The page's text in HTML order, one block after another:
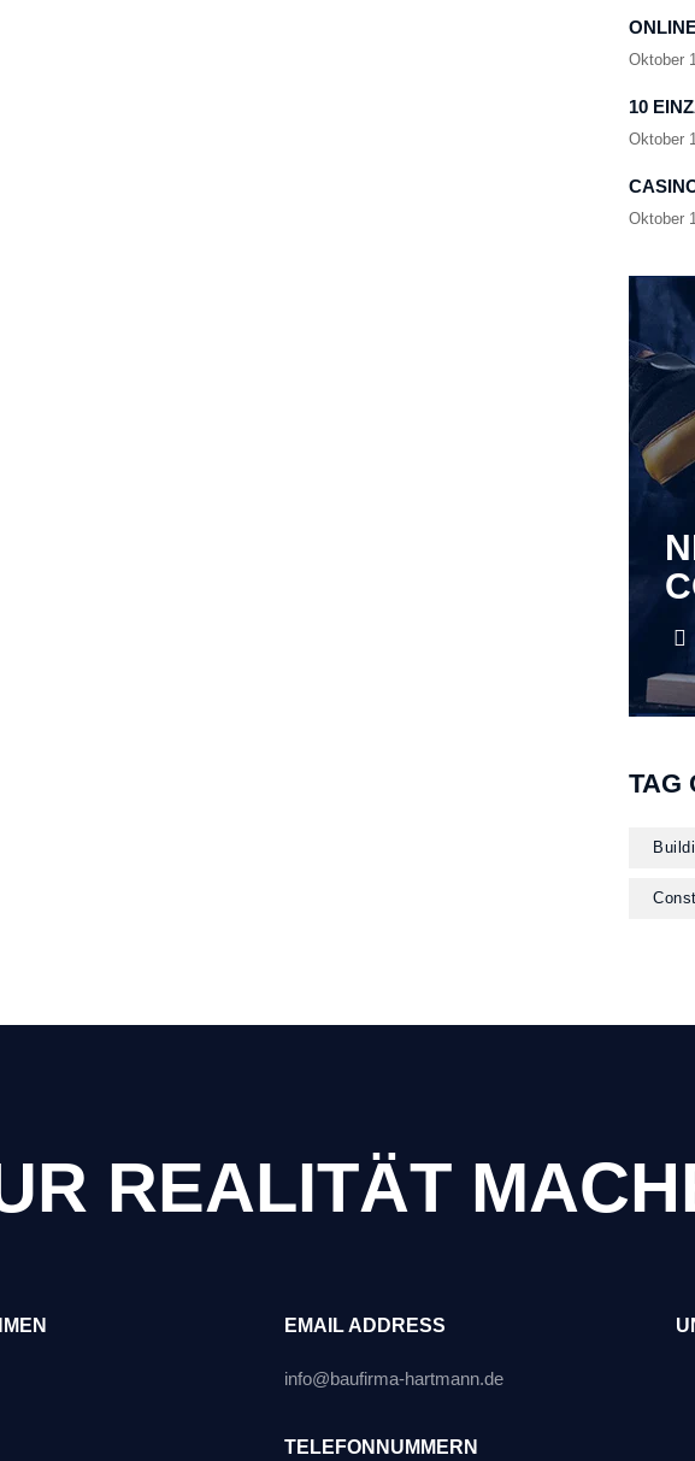
Oktober
10
Oktober
Oktober
TAG
REALITÄT
EMAIL ADDRESS
info@baufirma-hartmann.de
TELEFONNUMMERN